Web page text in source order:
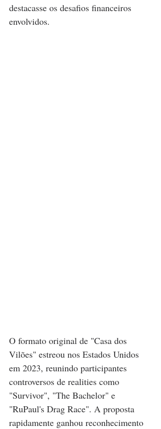
destacasse os desafios financeiros
envolvidos.
O formato original de "Casa dos
Vilões" estreou nos Estados Unidos
em 2023, reunindo participantes
controversos de realities como
"Survivor", "The Bachelor" e
"RuPaul's Drag Race". A proposta
rapidamente ganhou reconhecimento